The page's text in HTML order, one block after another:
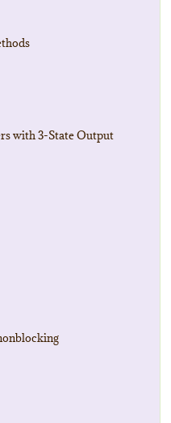
with 3-State Output